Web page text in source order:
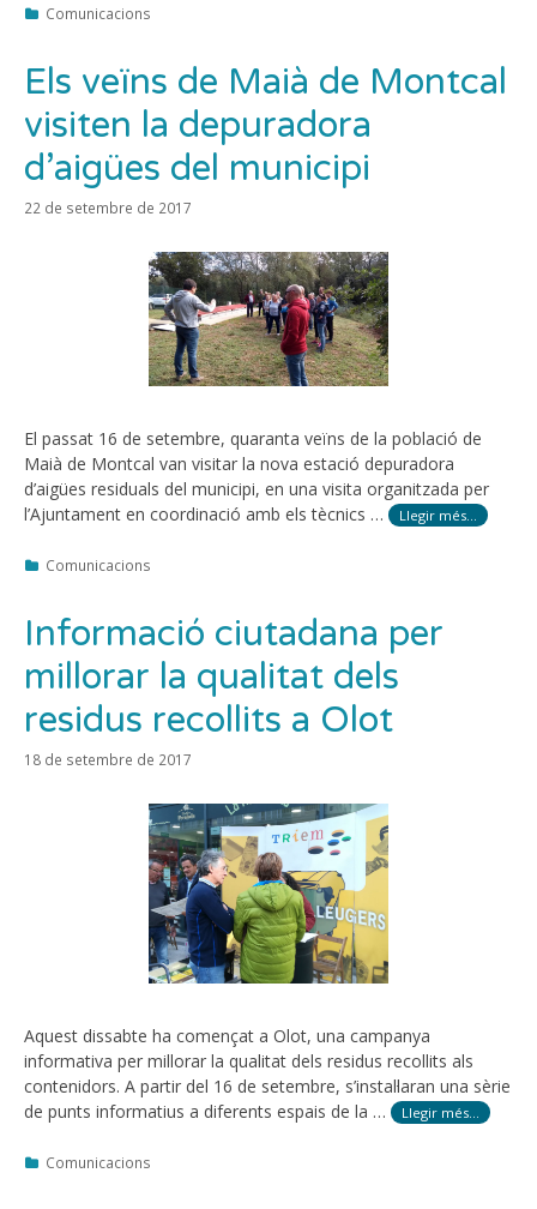
Categories
Comunicacions
Els veïns de Maià de Montcal
visiten la depuradora
d’aigües del municipi
22 de setembre de 2017
El passat 16 de setembre, quaranta veïns de la població de
Maià de Montcal van visitar la nova estació depuradora
d’aigües residuals del municipi, en una visita organitzada per
l’Ajuntament en coordinació amb els tècnics …
Llegir més…
Categories
Comunicacions
Informació ciutadana per
millorar la qualitat dels
residus recollits a Olot
18 de setembre de 2017
Aquest dissabte ha començat a Olot, una campanya
informativa per millorar la qualitat dels residus recollits als
contenidors. A partir del 16 de setembre, s’instal·laran una sèrie
de punts informatius a diferents espais de la …
Llegir més…
Categories
Comunicacions